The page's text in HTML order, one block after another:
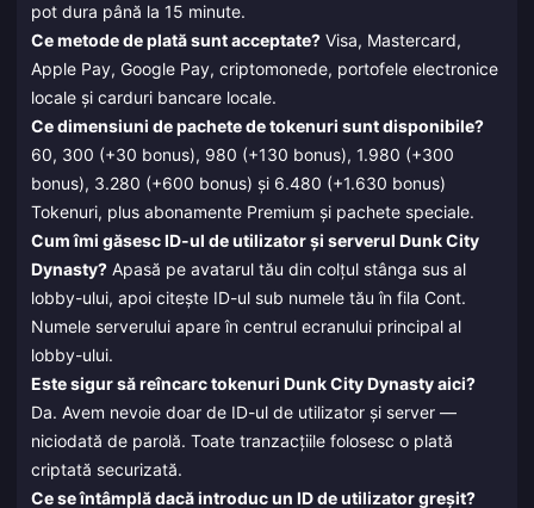
pot dura până la 15 minute.
Ce metode de plată sunt acceptate? Visa, Mastercard,
Apple Pay, Google Pay, criptomonede, portofele electronice
locale și carduri bancare locale.
Ce dimensiuni de pachete de tokenuri sunt disponibile?
60, 300 (+30 bonus), 980 (+130 bonus), 1.980 (+300
bonus), 3.280 (+600 bonus) și 6.480 (+1.630 bonus)
Tokenuri, plus abonamente Premium și pachete speciale.
Cum îmi găsesc ID-ul de utilizator și serverul Dunk City
Dynasty? Apasă pe avatarul tău din colțul stânga sus al
lobby-ului, apoi citește ID-ul sub numele tău în fila Cont.
Numele serverului apare în centrul ecranului principal al
lobby-ului.
Este sigur să reîncarc tokenuri Dunk City Dynasty aici?
Da. Avem nevoie doar de ID-ul de utilizator și server —
niciodată de parolă. Toate tranzacțiile folosesc o plată
criptată securizată.
Ce se întâmplă dacă introduc un ID de utilizator greșit?